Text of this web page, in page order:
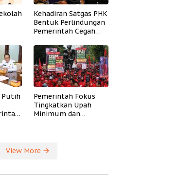
Kehadiran Satgas PHK
Bentuk Perlindungan
Pemerintah Cegah
Putih
Pemerintah Fokus
Tingkatkan Upah
Minimum dan
View More